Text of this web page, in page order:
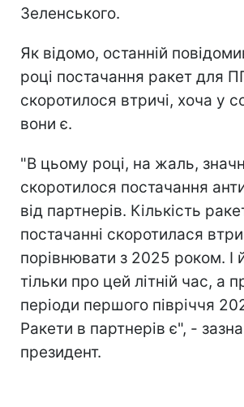
Зеленського.
Як відомо, останній
році постачання ракет для
скоротилося втричі, хоча у
вони є.
"В цьому році, на жаль,
скоротилося постачання
від партнерів. Кількість
постачанні скоротилася
порівнювати з 2025 роком. І
тільки про цей літній час, а
періоди першого півріччя
Ракети в партнерів є", -
президент.